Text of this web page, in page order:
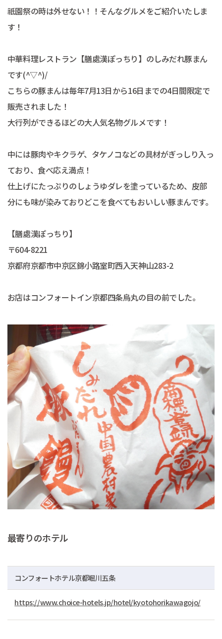
祇園祭の時は外せない！！そんなグルメをご紹介いたしま
す！
中華料理レストラン【膳處漢ぽっちり】のしみだれ豚まん
です(^▽^)/
こちらの豚まんは毎年7月13日から16日までの4日間限定で
販売されました！
大行列ができるほどの大人気名物グルメです！
中には豚肉やキクラゲ、タケノコなどの具材がぎっしり入っ
ており、食べ応え満点！
仕上げにたっぷりのしょうゆダレを塗っているため、皮部
分にも味が染みておりどこを食べてもおいしい豚まんです。
【膳處漢ぽっちり】
〒604-8221
京都府京都市中京区錦小路室町西入天神山283-2
お店はコンフォートイン京都四条烏丸の目の前でした。
最寄りのホテル
コンフォートホテル京都堀川五条
https://www.choice-hotels.jp/hotel/kyotohorikawagojo/